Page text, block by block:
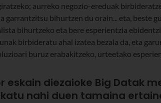
aurreko negozio-ereduak
garrantzitsu bihurtzen du orain... eta, beste
bihurtzeko eta bere esperientzia
birbideratu ahal izatea bezala da, eta
buruz erabakitzeko, urteetako
eskain diezaioke Big Datak
nahi duen tamaina